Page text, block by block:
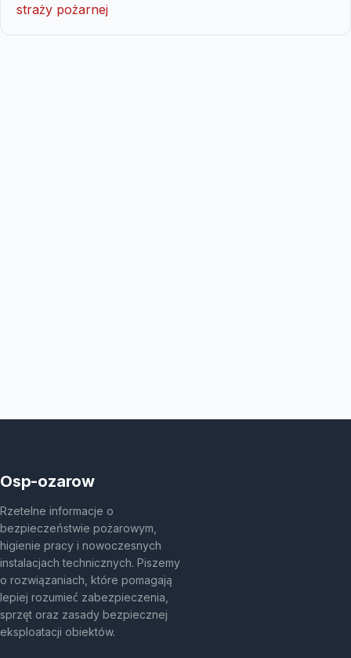
straży pożarnej
Osp-ozarow
Rzetelne informacje o
bezpieczeństwie pożarowym,
higienie pracy i nowoczesnych
instalacjach technicznych. Piszemy
o rozwiązaniach, które pomagają
lepiej rozumieć zabezpieczenia,
sprzęt oraz zasady bezpiecznej
eksploatacji obiektów.